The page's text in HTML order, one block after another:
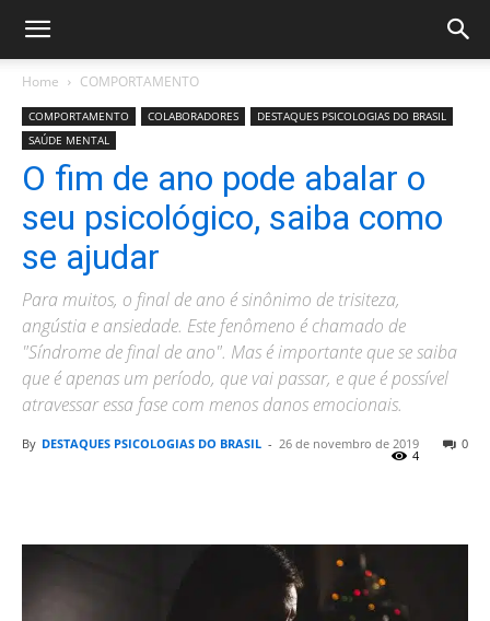
Home COMPORTAMENTO
COMPORTAMENTO COLABORADORES
DESTAQUES PSICOLOGIAS DO BRASIL
SAÚDE MENTAL
O fim de ano pode abalar o
seu psicológico, saiba como
se ajudar
Para muitos, o final de ano é sinônimo de trisiteza,
angústia e ansiedade. Este fenômeno é chamado de
"Síndrome de final de ano". Mas é importante que se saiba
que é apenas um período, que vai passar, e que é possível
atravessar essa fase com menos danos emocionais.
By DESTAQUES PSICOLOGIAS DO BRASIL - 26 de novembro de 2019 0
4